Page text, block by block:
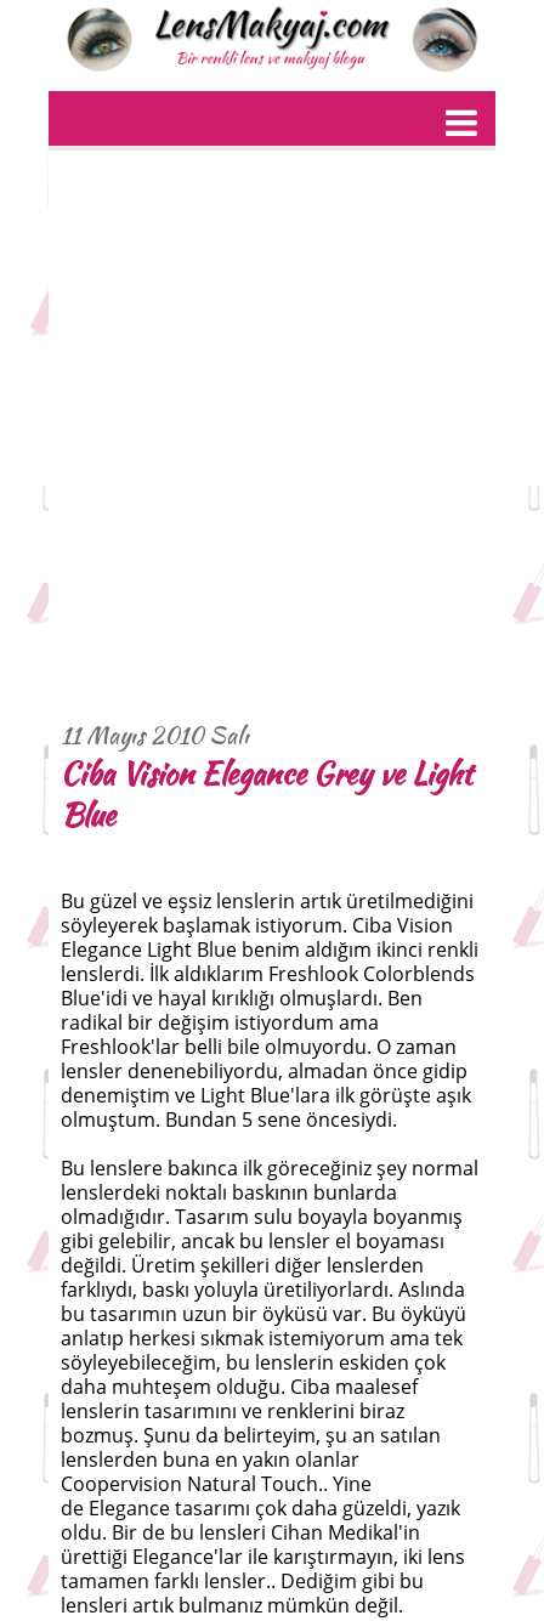
11 Mayıs 2010 Salı
Ciba Vision Elegance Grey ve Light
Blue
Bu güzel ve eşsiz lenslerin artık üretilmediğini
söyleyerek başlamak istiyorum. Ciba Vision
Elegance Light Blue benim aldığım ikinci renkli
lenslerdi. İlk aldıklarım Freshlook Colorblends
Blue'idi ve hayal kırıklığı olmuşlardı. Ben
radikal bir değişim istiyordum ama
Freshlook'lar belli bile olmuyordu. O zaman
lensler denenebiliyordu, almadan önce gidip
denemiştim ve Light Blue'lara ilk görüşte aşık
olmuştum. Bundan 5 sene öncesiydi.
Bu lenslere bakınca ilk göreceğiniz şey normal
lenslerdeki noktalı baskının bunlarda
olmadığıdır. Tasarım sulu boyayla boyanmış
gibi gelebilir, ancak bu lensler el boyaması
değildi. Üretim şekilleri diğer lenslerden
farklıydı, baskı yoluyla üretiliyorlardı. Aslında
bu tasarımın uzun bir öyküsü var. Bu öyküyü
anlatıp herkesi sıkmak istemiyorum ama tek
söyleyebileceğim, bu lenslerin eskiden çok
daha muhteşem olduğu. Ciba maalesef
lenslerin tasarımını ve renklerini biraz
bozmuş. Şunu da belirteyim, şu an satılan
lenslerden buna en yakın olanlar
Coopervision Natural Touch.. Yine
de Elegance tasarımı çok daha güzeldi, yazık
oldu. Bir de bu lensleri Cihan Medikal'in
ürettiği Elegance'lar ile karıştırmayın, iki lens
tamamen farklı lensler.. Dediğim gibi bu
lensleri artık bulmanız mümkün değil.